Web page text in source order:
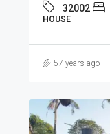
32002
HOUSE
57 years ago